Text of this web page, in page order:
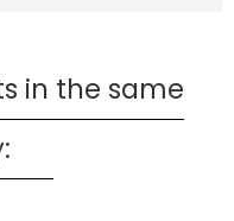
in the same